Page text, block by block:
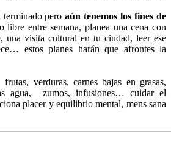
terminado peroaún tenemos los fines de
libre entre semana, planea una cena con
una visita cultural en tu ciudad, leer ese
estos planes harán que afrontes la
frutas, verduras, carnes bajas en grasas,
agua, zumos, infusiones… cuidar el
placer y equilibrio mental, mens sana